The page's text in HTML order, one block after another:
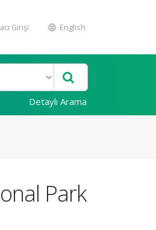
Girişi English
Detaylı Arama
Park